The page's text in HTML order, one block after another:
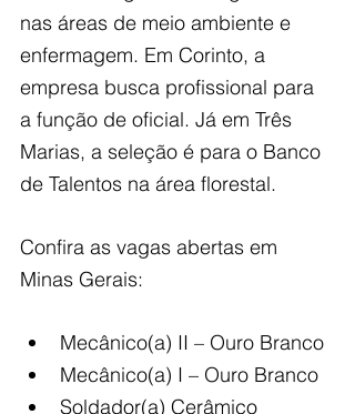
nas áreas de meio ambiente e
enfermagem. Em Corinto, a
empresa busca profissional para
a função de oficial. Já em Três
Marias, a seleção é para o Banco
de Talentos na área florestal.
Confira as vagas abertas em
Minas Gerais:
Mecânico(a) II – Ouro Branco
Mecânico(a) I – Ouro Branco
Soldador(a) Cerâmico